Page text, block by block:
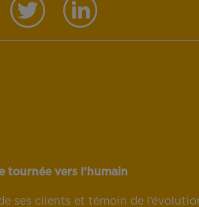
tournée vers l’humain
ses clients et témoin de